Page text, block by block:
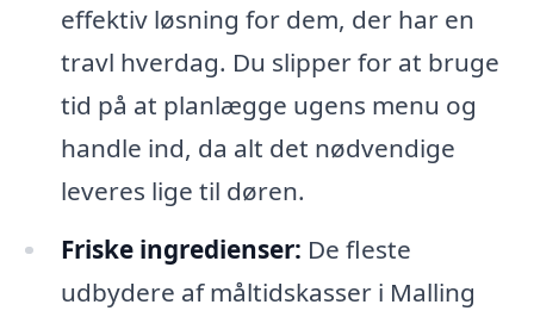
effektiv løsning for dem, der har en
travl hverdag. Du slipper for at bruge
tid på at planlægge ugens menu og
handle ind, da alt det nødvendige
leveres lige til døren.
Friske ingredienser: De fleste
udbydere af måltidskasser i Malling